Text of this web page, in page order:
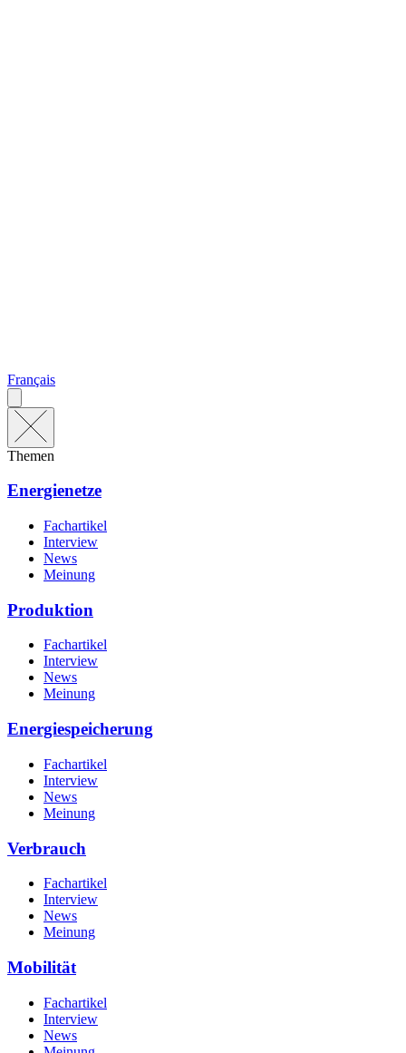
Français
Themen
Energienetze
Fachartikel
Interview
News
Meinung
Produktion
Fachartikel
Interview
News
Meinung
Energiespeicherung
Fachartikel
Interview
News
Meinung
Verbrauch
Fachartikel
Interview
News
Meinung
Mobilität
Fachartikel
Interview
News